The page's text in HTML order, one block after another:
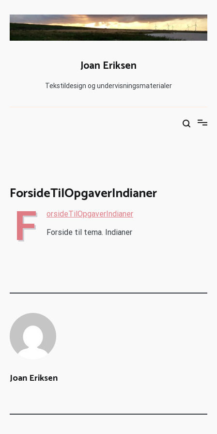
Joan Eriksen
Tekstildesign og undervisningsmaterialer
ForsideTilOpgaverIndianer
F
orsideTilOpgaverIndianer
Forside til tema. Indianer
Joan Eriksen